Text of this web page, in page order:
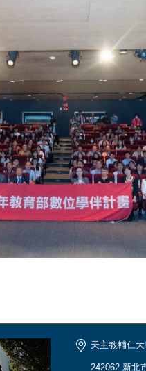
天主教輔仁
242062 新北